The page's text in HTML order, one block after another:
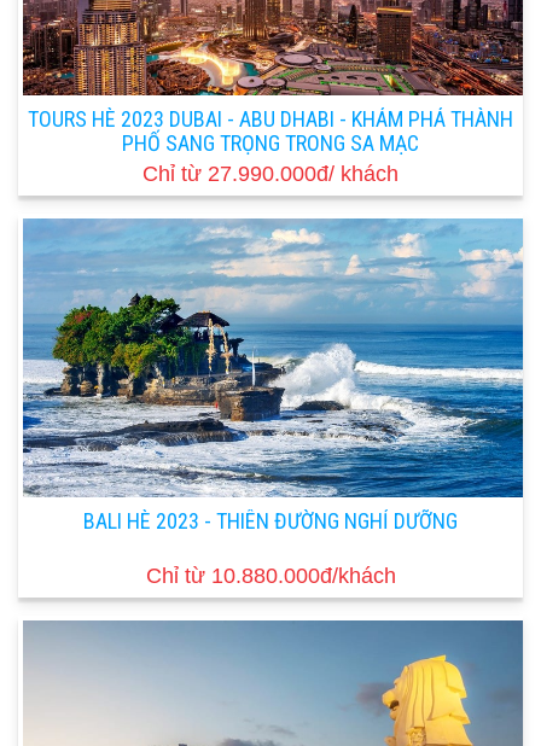
TOURS HÈ 2023 DUBAI - ABU DHABI - KHÁM PHÁ THÀNH
PHỐ SANG TRỌNG TRONG SA MẠC
Chỉ từ 27.990.000đ/ khách
BALI HÈ 2023 - THIÊN ĐƯỜNG NGHỈ DƯỠNG
Chỉ từ 10.880.000đ/khách